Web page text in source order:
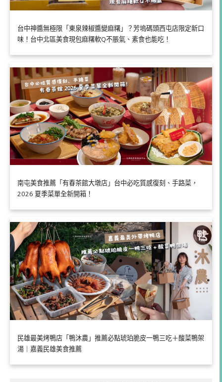
台中神醬無極限「東泉辣椒醬變麻糬」？芳塢碼頭西屯店限定新口
味！台中北區美食現包麻糬軟Q不脹氣、素食也能吃！
南屯美食推薦「有春茶館大墩店」台中必吃質感復刻、手路菜，
2026 夏季菜單全新開箱！
民雄最美烤鴨店「鴨沐農」推薦必點琥珀脆皮一鴨三吃＋酸菜鴨架
湯｜嘉義民雄美食推薦